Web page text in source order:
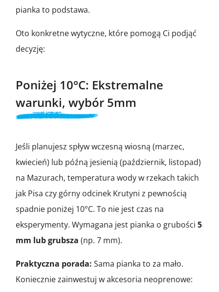
pianka to podstawa.
Oto konkretne wytyczne, które pomogą Ci podjąć
decyzję:
Poniżej 10°C: Ekstremalne
warunki, wybór 5mm
Jeśli planujesz spływ wczesną wiosną (marzec,
kwiecień) lub późną jesienią (październik, listopad)
na Mazurach, temperatura wody w rzekach takich
jak Pisa czy górny odcinek Krutyni z pewnością
spadnie poniżej 10°C. To nie jest czas na
eksperymenty. Wymagana jest pianka o grubości 5
mm lub grubsza (np. 7 mm).
Praktyczna porada: Sama pianka to za mało.
Koniecznie zainwestuj w akcesoria neoprenowe: